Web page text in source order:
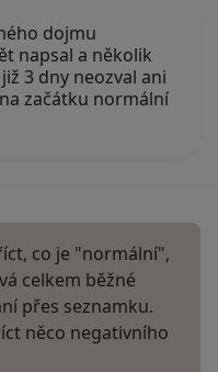
dojmu
napsal a několik
3 dny neozval ani
začátku normální
co je "normální",
celkem běžné
přes seznamku.
něco negativního